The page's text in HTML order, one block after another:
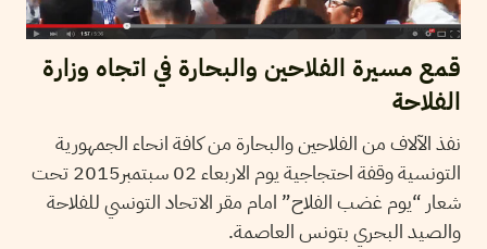
قمع مسيرة الفلاحين والبحارة في اتجاه وزارة
الفلاحة
نفذ الآلاف من الفلاحين والبحارة من كافة انحاء الجمهورية
التونسية وقفة احتجاجية يوم الاربعاء 02 سبتمبر2015 تحت
شعار “يوم غضب الفلاح” امام مقر الاتحاد التونسي للفلاحة
والصيد البحري بتونس العاصمة.